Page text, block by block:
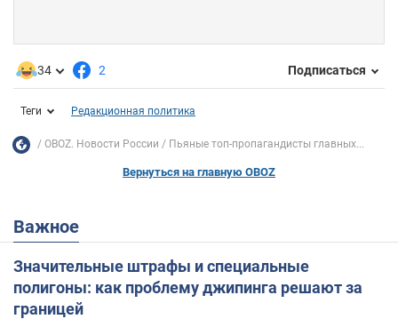
34 2 Подписаться
Теги Редакционная политика
OBOZ. Новости России Пьяные топ-пропагандисты главных...
Вернуться на главную OBOZ
Важное
Значительные штрафы и специальные
полигоны: как проблему джипинга решают за
границей